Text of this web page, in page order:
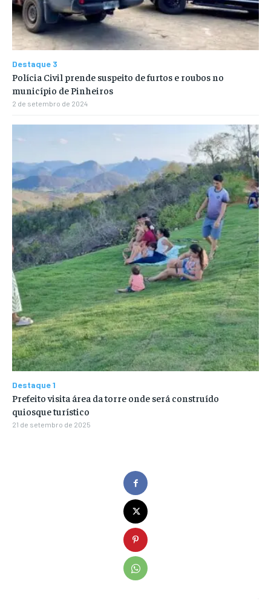
Destaque 3
Polícia Civil prende suspeito de furtos e roubos no
município de Pinheiros
2 de setembro de 2024
Destaque 1
Prefeito visita área da torre onde será construído
quiosque turístico
21 de setembro de 2025